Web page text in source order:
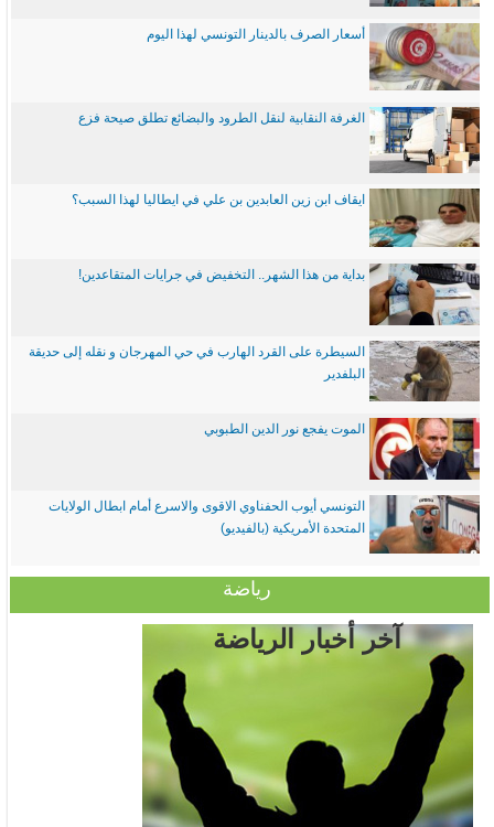
أسعار الصرف بالدينار التونسي لهذا اليوم
الغرفة النقابية لنقل الطرود والبضائع تطلق صيحة فزع
ايقاف ابن زين العابدين بن علي في ايطاليا لهذا السبب؟
بداية من هذا الشهر.. التخفيض في جرايات المتقاعدين!
السيطرة على القرد الهارب في حي المهرجان و نقله إلى حديقة
البلفدير
الموت يفجع نور الدين الطبوبي
التونسي أيوب الحفناوي الاقوى والاسرع أمام ابطال الولايات
المتحدة الأمريكية (بالفيديو)
رياضة
آخر أخبار الرياضة